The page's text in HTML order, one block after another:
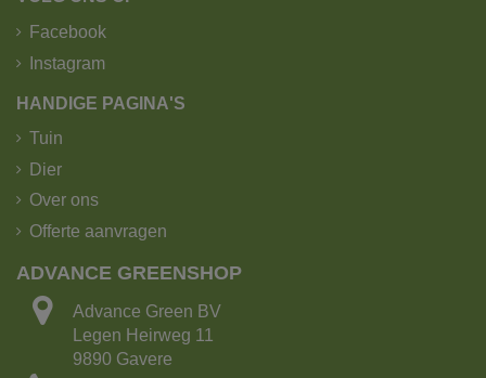
Facebook
Instagram
HANDIGE PAGINA'S
Tuin
Dier
Over ons
Offerte aanvragen
ADVANCE GREENSHOP
Advance Green BV
Legen Heirweg 11
9890 Gavere